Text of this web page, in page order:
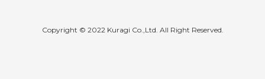
Copyright © 2022 Kuragi Co.,Ltd. All Right Reserved.